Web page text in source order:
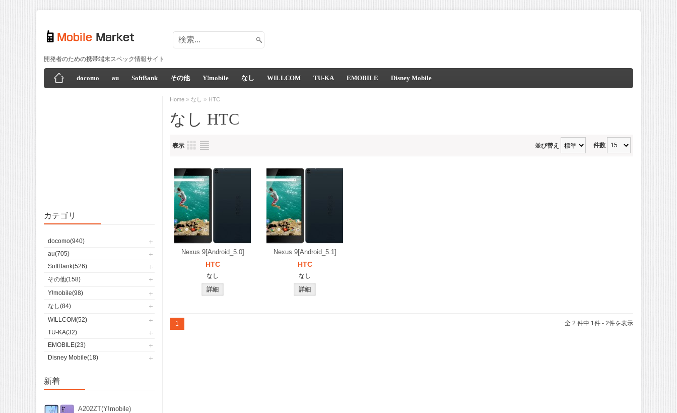
開発者のための携帯端末スペック情報サイト
docomo au SoftBank その他 Y!mobile なし WILLCOM TU-KA EMOBILE Disney Mobile
カテゴリ
docomo(940)
au(705)
SoftBank(526)
その他(158)
Y!mobile(98)
なし(84)
WILLCOM(52)
TU-KA(32)
EMOBILE(23)
Disney Mobile(18)
新着
A202ZT(Y!mobile)
Home » なし » HTC
なし HTC
表示 件数
並び替え
Nexus 9[Android_5.0]
HTC
なし
Nexus 9[Android_5.1]
HTC
なし
1 全 2 件中 1件 - 2件を表示